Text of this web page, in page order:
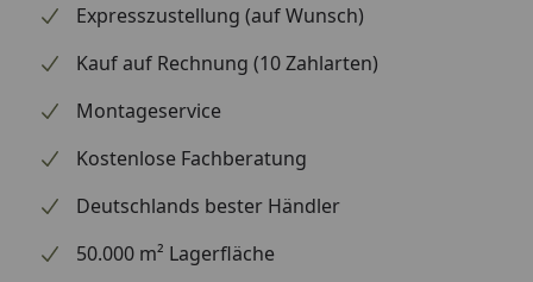
Expresszustellung (auf Wunsch)
Kauf auf Rechnung (10 Zahlarten)
Montageservice
Kostenlose Fachberatung
Deutschlands bester Händler
50.000 m² Lagerfläche